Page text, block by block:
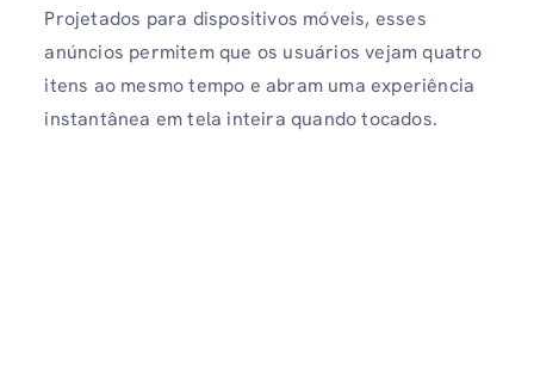
Projetados para dispositivos móveis, esses
anúncios permitem que os usuários vejam quatro
itens ao mesmo tempo e abram uma experiência
instantânea em tela inteira quando tocados.